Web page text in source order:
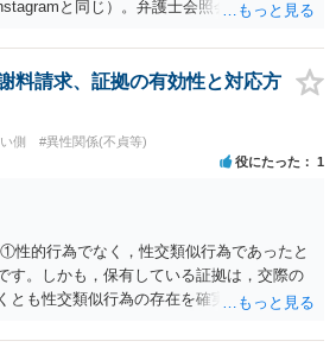
と同じ）。弁護士会照会は日本法に
ないと解されています（弁護士会によって
りますが、かなり限定されているので一般
し韓国本社がアカウント管理をしているな
ウチでは管理していない」という回答にな
ID情報の開示を求めても拒否されるでしょ
料請求、証拠の有効性と対応方
側 #異性関係(不貞等)
役にたった 1
的行為でなく，性交類似行為であったと
す。しかも，保有している証拠は，交際の
とも性交類似行為の存在を確実に証明でき
）。ですから，慰謝料請求を進めることで